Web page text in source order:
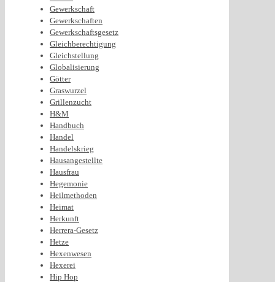
Gewerkschaft
Gewerkschaften
Gewerkschaftsgesetz
Gleichberechtigung
Gleichstellung
Globalisierung
Götter
Graswurzel
Grillenzucht
H&M
Handbuch
Handel
Handelskrieg
Hausangestellte
Hausfrau
Hegemonie
Heilmethoden
Heimat
Herkunft
Herrera-Gesetz
Hetze
Hexenwesen
Hexerei
Hip Hop